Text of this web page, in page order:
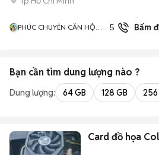
PHÚC CHUYÊN CĂN HỘ
5.0
đã
bán
Bấm
Bạn cần tìm dung lượng nào ?
Dung lượng: 64 GB 128 GB 256
Card đồ họa